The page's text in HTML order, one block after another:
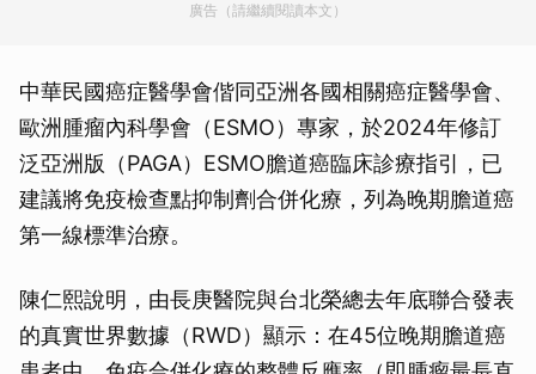
廣告（請繼續閱讀本文）
中華民國癌症醫學會偕同亞洲各國相關癌症醫學會、
歐洲腫瘤內科學會（ESMO）專家，於2024年修訂
泛亞洲版（PAGA）ESMO膽道癌臨床診療指引，已
建議將免疫檢查點抑制劑合併化療，列為晚期膽道癌
第一線標準治療。
陳仁熙說明，由長庚醫院與台北榮總去年底聯合發表
的真實世界數據（RWD）顯示：在45位晚期膽道癌